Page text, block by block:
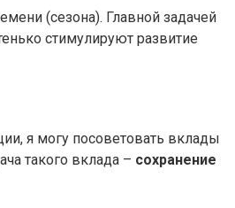
(сезона). Главной задачей
стимулируют развитие
я могу посоветовать вклады
такого вклада – сохранение